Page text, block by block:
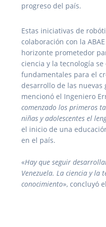
progreso del país.
Estas iniciativas de
colaboración con la
horizonte prometedor
ciencia y la tecnología
fundamentales para el
desarrollo de las nuevas
mencionó el Ingeniero
comenzado los primeros
niñas y adolescentes el
el inicio de una
en el país.
«Hay que seguir
Venezuela. La ciencia y la
conocimiento», concluyó